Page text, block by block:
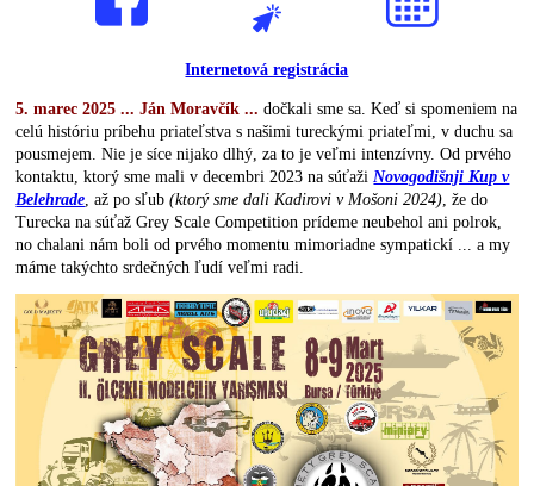
Internetová registrácia
5. marec 2025 ... Ján Moravčík ...dočkali sme sa. Keď si spomeniem na
celú históriu príbehu priateľstva s našimi tureckými priateľmi, v duchu sa
pousmejem. Nie je síce nijako dlhý, za to je veľmi intenzívny. Od prvého
kontaktu, ktorý sme mali v decembri 2023 na súťaži Novogodišnji Kup v
Belehrade , až po sľub(ktorý sme dali Kadirovi v Mošoni 2024) , že do
Turecka na súťaž Grey Scale Competition prídeme neubehol ani polrok,
no chalani nám boli od prvého momentu mimoriadne sympatickí ... a my
máme takýchto srdečných ľudí veľmi radi.